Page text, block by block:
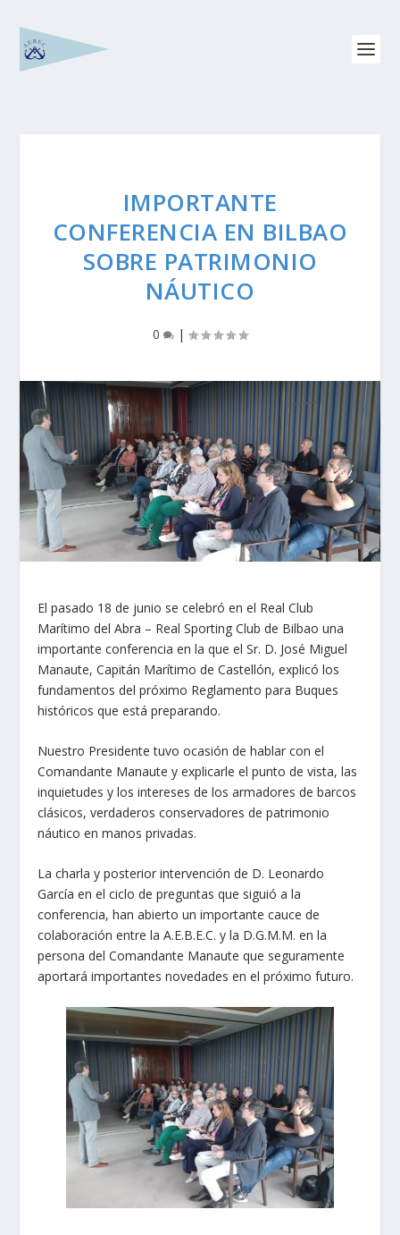
IMPORTANTE
CONFERENCIA EN BILBAO
SOBRE PATRIMONIO
NÁUTICO
0 |
El pasado 18 de junio se celebró en el Real Club
Marítimo del Abra – Real Sporting Club de Bilbao una
importante conferencia en la que el Sr. D. José Miguel
Manaute, Capitán Marítimo de Castellón, explicó los
fundamentos del próximo Reglamento para Buques
históricos que está preparando.
Nuestro Presidente tuvo ocasión de hablar con el
Comandante Manaute y explicarle el punto de vista, las
inquietudes y los intereses de los armadores de barcos
clásicos, verdaderos conservadores de patrimonio
náutico en manos privadas.
La charla y posterior intervención de D. Leonardo
García en el ciclo de preguntas que siguió a la
conferencia, han abierto un importante cauce de
colaboración entre la A.E.B.E.C. y la D.G.M.M. en la
persona del Comandante Manaute que seguramente
aportará importantes novedades en el próximo futuro.